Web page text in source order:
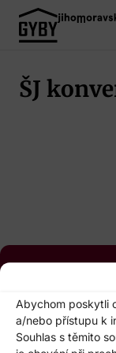
Abychom poskytli
a/nebo přístupu k
Souhlas s těmito
ŠJ
Jsme moderní